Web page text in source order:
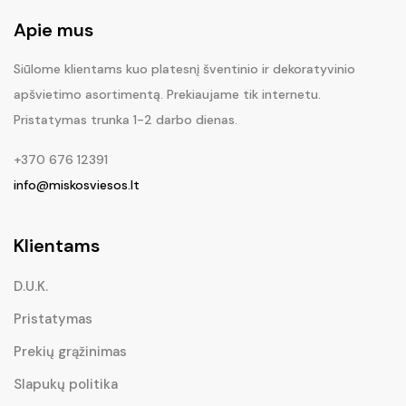
Apie mus
Siūlome klientams kuo platesnį šventinio ir dekoratyvinio
apšvietimo asortimentą. Prekiaujame tik internetu.
Pristatymas trunka 1-2 darbo dienas.
+370 676 12391
info@miskosviesos.lt
Klientams
D.U.K.
Pristatymas
Prekių grąžinimas
Slapukų politika